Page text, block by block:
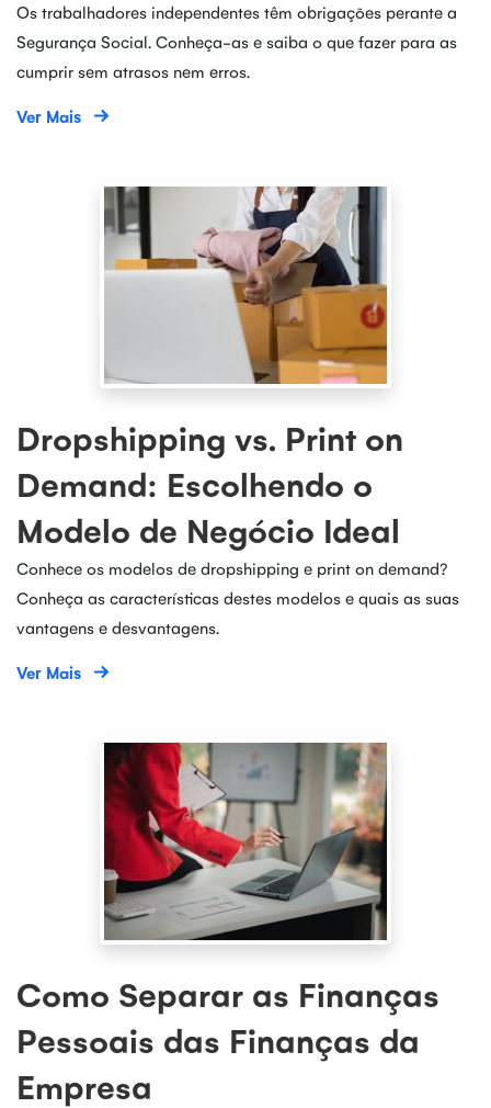
Os trabalhadores independentes têm obrigações perante a
Segurança Social. Conheça-as e saiba o que fazer para as
cumprir sem atrasos nem erros.
Ver Mais
Dropshipping vs. Print on
Demand: Escolhendo o
Modelo de Negócio Ideal
Conhece os modelos de dropshipping e print on demand?
Conheça as características destes modelos e quais as suas
vantagens e desvantagens.
Ver Mais
Como Separar as Finanças
Pessoais das Finanças da
Empresa